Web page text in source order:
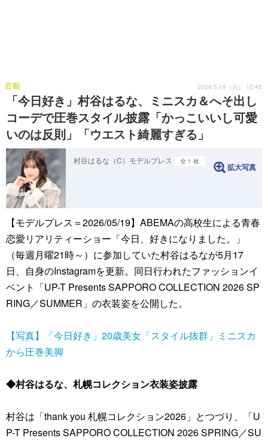
「今日好き」村谷はるな、ミニスカ＆へそ出し
コーデで圧巻スタイル披露「かっこいいし可愛
いのは反則」「ウエスト綺麗すぎる」
芸能 2026.5.19（火） 12:45
村谷はるな（C）モデルプレス 全 1 枚
拡大写真
【モデルプレス＝2026/05/19】ABEMAの高校生による青春
恋愛リアリティーショー「今日、好きになりました。」
（毎週月曜21時～）に参加していた村谷はるなが5月17
日、自身のInstagramを更新。同日行われたファッションイ
ベント「UP-T Presents SAPPORO COLLECTION 2026 SP
RING／SUMMER」の衣装姿を公開した。
【写真】「今日好き」20歳美女「スタイル抜群」ミニスカ
から圧巻美脚
◆村谷はるな、札幌コレクション衣装姿披露
村谷は「thank you 札幌コレクション2026」とつづり、「U
P-T Presents SAPPORO COLLECTION 2026 SPRING／SU